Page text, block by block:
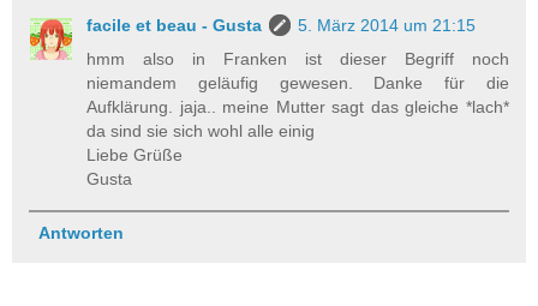
facile et beau - Gusta
5. März 2014 um 21:15
hmm also in Franken ist dieser Begriff noch
niemandem geläufig gewesen. Danke für die
Aufklärung. jaja.. meine Mutter sagt das gleiche *lach*
da sind sie sich wohl alle einig
Liebe Grüße
Gusta
Antworten